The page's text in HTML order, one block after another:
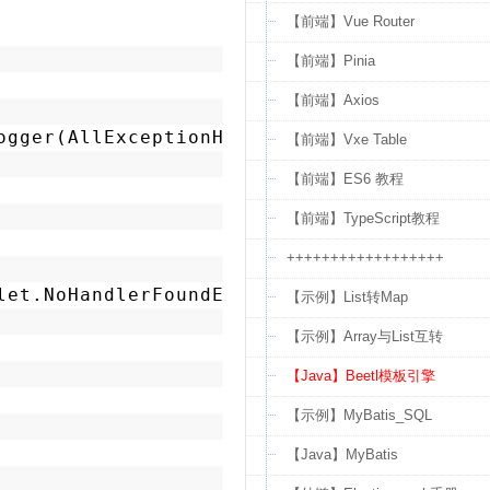
class);
{
【前端】Vue Router
【前端】Pinia
【前端】Axios
【前端】Vxe Table
【前端】ES6 教程
【前端】TypeScript教程
++++++++++++++++++
【示例】List转Map
【示例】Array与List互转
【Java】Beetl模板引擎
【示例】MyBatis_SQL
【Java】MyBatis